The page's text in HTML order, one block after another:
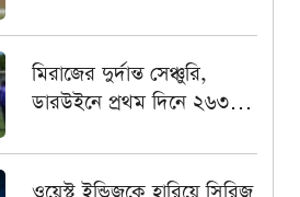
মিরাজের দুর্দান্ত সেঞ্চুরি,
ডারউইনে প্রথম দিনে ২৬৩